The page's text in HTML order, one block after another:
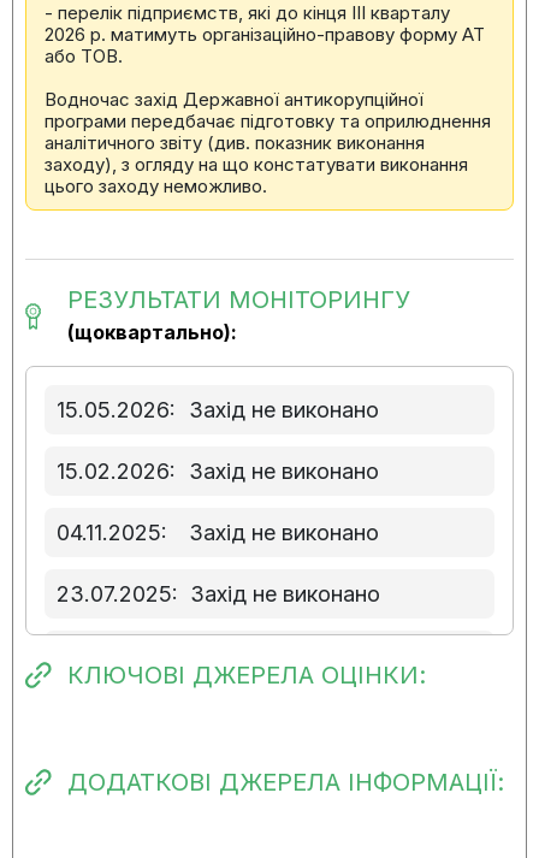
- перелік підприємств, які до кінця ІІІ кварталу
2026 р. матимуть організаційно-правову форму АТ
або ТОВ.
Водночас захід Державної антикорупційної
програми передбачає підготовку та оприлюднення
аналітичного звіту (див. показник виконання
заходу), з огляду на що констатувати виконання
цього заходу неможливо.
РЕЗУЛЬТАТИ МОНІТОРИНГУ
(щоквартально):
15.05.2026: Захід не виконано
15.02.2026: Захід не виконано
04.11.2025: Захід не виконано
23.07.2025: Захід не виконано
09.12.2024:
Прогресу виконання
заходу немає
КЛЮЧОВІ ДЖЕРЕЛА ОЦІНКИ:
ДОДАТКОВІ ДЖЕРЕЛА ІНФОРМАЦІЇ: